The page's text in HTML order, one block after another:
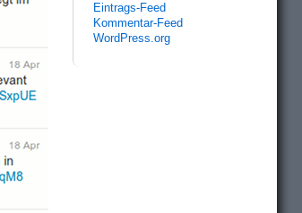
Eintrags-Feed
Kommentar-Feed
WordPress.org